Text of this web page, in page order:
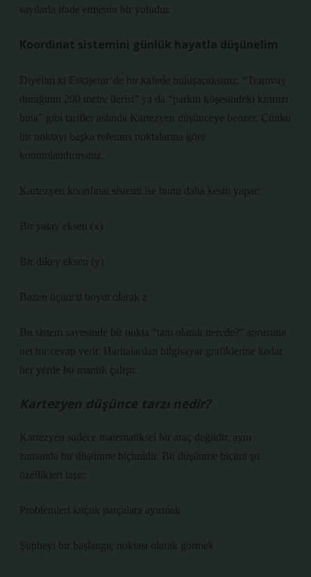
sayılarla ifade etmenin bir yoludur.
Koordinat sistemini günlük hayatla düşünelim
Diyelim ki Eskişehir’de bir kafede buluşacaksınız. “Tramvay
durağının 200 metre ilerisi” ya da “parkın köşesindeki kırmızı
bina” gibi tarifler aslında Kartezyen düşünceye benzer. Çünkü
bir noktayı başka referans noktalarına göre
konumlandırırsınız.
Kartezyen koordinat sistemi ise bunu daha kesin yapar:
Bir yatay eksen (x)
Bir dikey eksen (y)
Bazen üçüncü boyut olarak z
Bu sistem sayesinde bir nokta “tam olarak nerede?” sorusuna
net bir cevap verir. Haritalardan bilgisayar grafiklerine kadar
her yerde bu mantık çalışır.
Kartezyen düşünce tarzı nedir?
Kartezyen sadece matematiksel bir araç değildir, aynı
zamanda bir düşünme biçimidir. Bu düşünme biçimi şu
özellikleri taşır:
Problemleri küçük parçalara ayırmak
Şüpheyi bir başlangıç noktası olarak görmek